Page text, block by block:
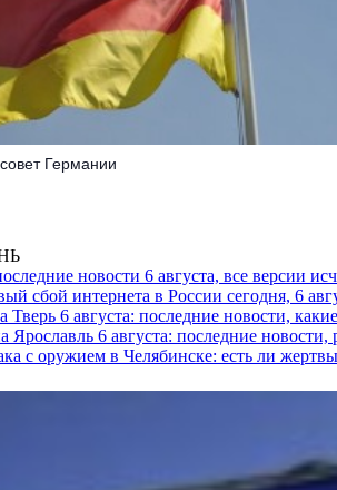
Германии
новости 6 августа, все версии
сбой интернета в России сегодня, 6
6 августа: последние новости,
6 августа: последние новости,
с оружием в Челябинске: есть ли